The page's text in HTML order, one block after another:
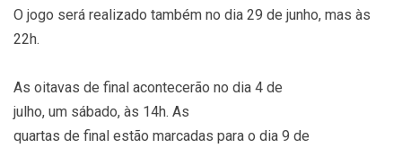
O jogo será realizado também no dia 29 de junho, mas às
22h.
As oitavas de final acontecerão no dia 4 de
julho, um sábado, às 14h. As
quartas de final estão marcadas para o dia 9 de